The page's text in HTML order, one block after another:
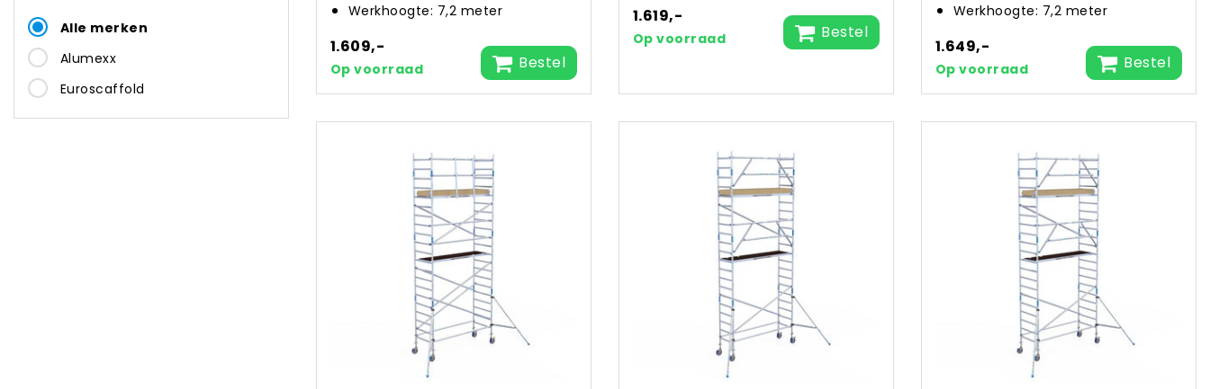
Alle merken
Alumexx
Euroscaffold
Werkhoogte: 7,2 meter
1.609,-
Op voorraad Bestel
1.619,-
Op voorraad Bestel
Werkhoogte: 7,2 meter
1.649,-
Op voorraad Bestel